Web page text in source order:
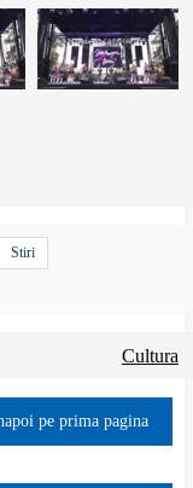
Stiri
Cultura
pe prima pagina